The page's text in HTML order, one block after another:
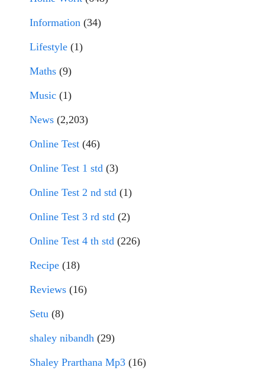
Information (34)
Lifestyle (1)
Maths (9)
Music (1)
News (2,203)
Online Test (46)
Online Test 1 std (3)
Online Test 2 nd std (1)
Online Test 3 rd std (2)
Online Test 4 th std (226)
Recipe (18)
Reviews (16)
Setu (8)
shaley nibandh (29)
Shaley Prarthana Mp3 (16)